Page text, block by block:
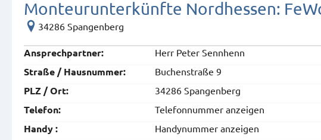
Monteurunterkünfte Nordhessen:
34286 Spangenberg
Ansprech­partner: Herr Peter Sennhenn
Straße / Hausnummer: Buchenstraße 9
PLZ / Ort: 34286 Spangenberg
Telefon: Telefonnummer anzeigen
Handy : Handynummer anzeigen